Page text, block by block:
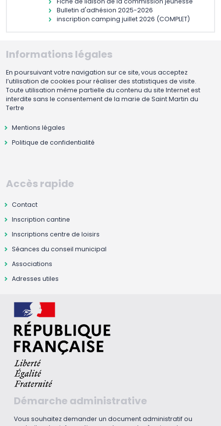
Bulletin d'adhésion 2025-2026
inscription camping juillet 2026 (COMPLET)
Informations légales
En poursuivant votre navigation sur ce site, vous acceptez
l’utilisation de cookies pour réaliser des statistiques de visite.
Toute utilisation même partielle du contenu du site Internet est
interdite sans le consentement de la marie de Saint Martin du
Tertre
Mentions légales
Politique de confidentialité
Accès rapide
Contact
Inscription cantine
Inscriptions centre de loisirs
Séances du conseil municipal
Associations
Adresses utiles
Démarche administrative
Vous souhaitez demander un document administratif ou